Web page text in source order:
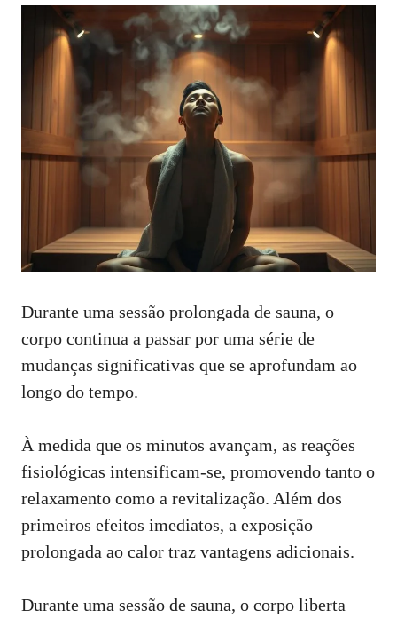
Durante uma sessão prolongada de sauna, o
corpo continua a passar por uma série de
mudanças significativas que se aprofundam ao
longo do tempo.
À medida que os minutos avançam, as reações
fisiológicas intensificam-se, promovendo tanto o
relaxamento como a revitalização. Além dos
primeiros efeitos imediatos, a exposição
prolongada ao calor traz vantagens adicionais.
Durante uma sessão de sauna, o corpo liberta